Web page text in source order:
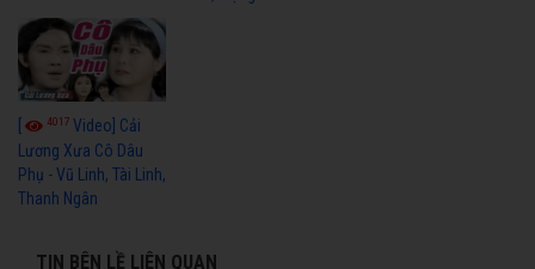
[ 4017 Video] Cải
Lương Xưa Cô Dâu
Phụ - Vũ Linh, Tài Linh,
Thanh Ngân
TIN BÊN LỀ LIÊN QUAN